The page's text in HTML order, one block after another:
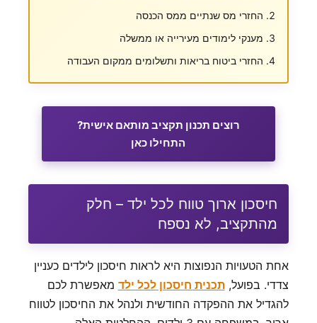
החזרי מס שנתיים ממס הכנסה
מענקי לימודים מעירייה או ממשלה
החזרי ביטוח בריאות ותשלומים ממקום העבודה
רוצים תכנון תקציב מותאם אישית?
התחילו כאן
חיסכון ארוך טווח לכל ילד – חלק
מהתקציב, לא נספח
אחת הטעויות הנפוצות היא לראות חיסכון לילדים כעניין
צדדי. בפועל,תכנית חיסכון לכל ילד מאפשרת לכם
להגדיל את ההפקדה החודשית ולנהל את החיסכון לטווח